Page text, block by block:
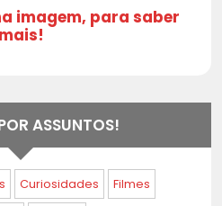
imagem, para saber
mais!
ASSUNTOS!
Curiosidades Filmes